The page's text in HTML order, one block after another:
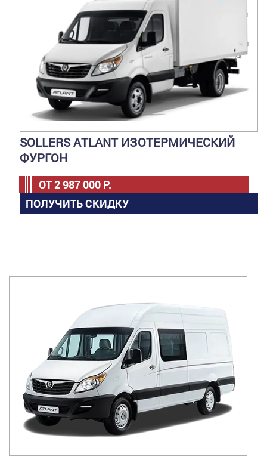
SOLLERS ATLANT ИЗОТЕРМИЧЕСКИЙ
ФУРГОН
ОТ2 987 000 Р.
ПОЛУЧИТЬ СКИДКУ